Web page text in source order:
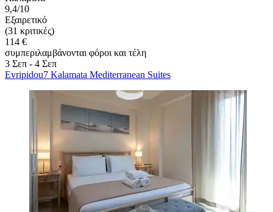
9,4/10
Εξαιρετικό
(31 κριτικές)
114 €
συμπεριλαμβάνονται φόροι και τέλη
3 Σεπ - 4 Σεπ
Evripidou7 Kalamata Mediterranean Suites